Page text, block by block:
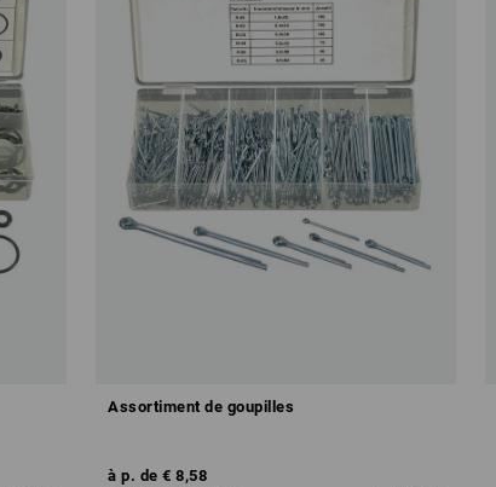
Assortiment de goupilles
à p. de € 8,58